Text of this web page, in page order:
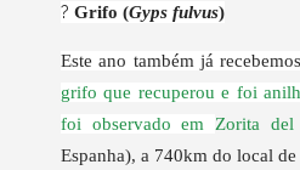
? Grifo (Gyps fulvus)
Este ano também já
grifo que recuperou e foi
foi observado em Zorita del
Espanha), a 740km do local